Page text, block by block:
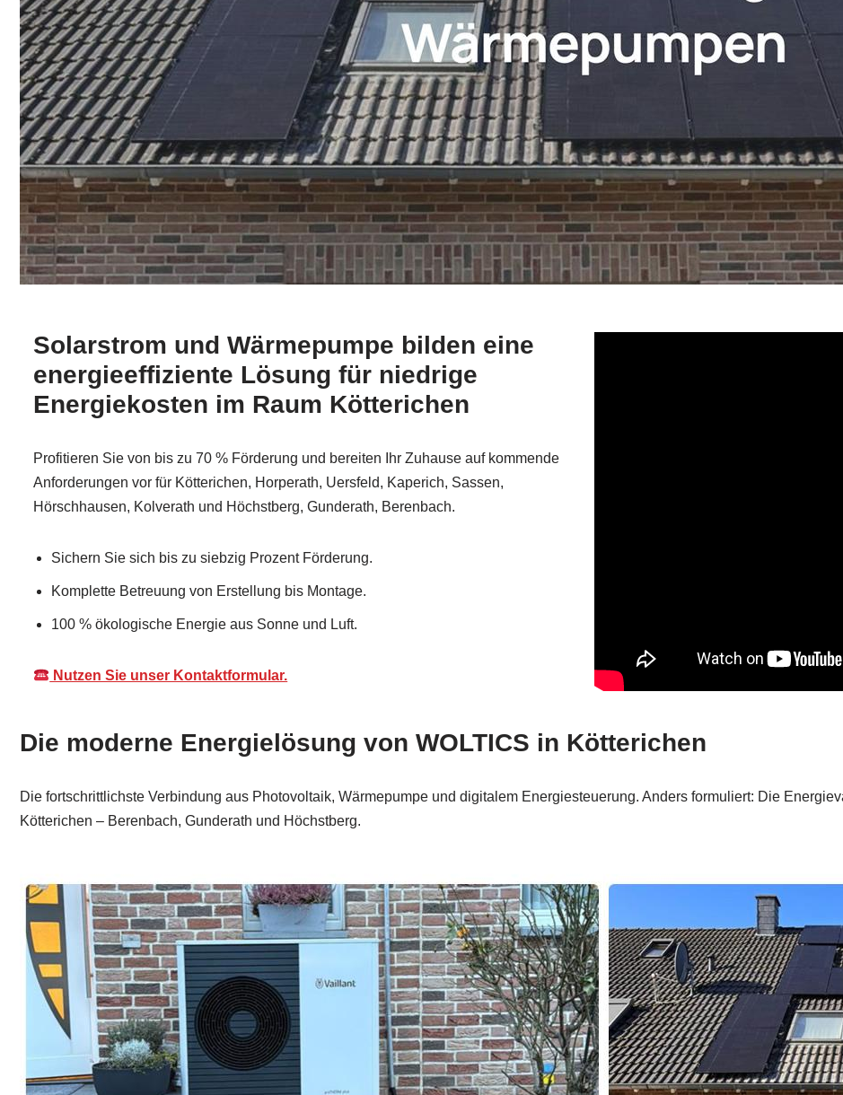
Solarstrom und Wärmepumpe bilden eine
energieeffiziente Lösung für niedrige
Energiekosten im Raum Kötterichen
Profitieren Sie von bis zu 70 % Förderung und bereiten Ihr Zuhause auf kommende
Anforderungen vor für Kötterichen, Horperath, Uersfeld, Kaperich, Sassen,
Hörschhausen, Kolverath und Höchstberg, Gunderath, Berenbach.
Sichern Sie sich bis zu siebzig Prozent Förderung.
Komplette Betreuung von Erstellung bis Montage.
100 % ökologische Energie aus Sonne und Luft.
Nutzen Sie unser Kontaktformular.
Die moderne Energielösung von WOLTICS in Kötterichen
Die fortschrittlichste Verbindung aus Photovoltaik, Wärmepumpe und digitalem Energiesteuerung. Anders formuliert: Die
Kötterichen – Berenbach, Gunderath und Höchstberg.